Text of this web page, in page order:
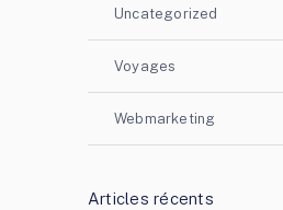
Uncategorized
Voyages
Webmarketing
Articles récents